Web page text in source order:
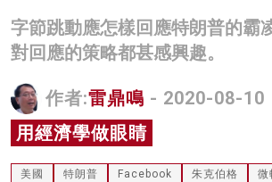
商業
科技
影片
字節跳動應怎樣回應特朗普的霸
對回應的策略都甚感興趣。
作者:雷鼎鳴 - 2020-08-10
用經濟學做眼睛
美國 特朗普 Facebook 朱克伯格 微